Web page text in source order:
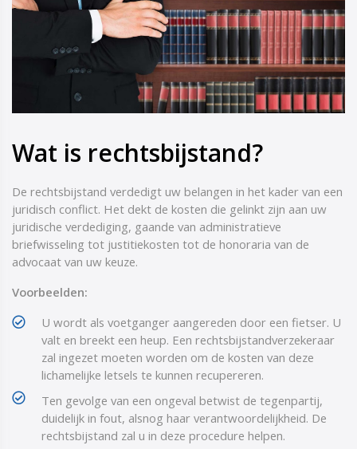
Wat is rechtsbijstand?
De rechtsbijstand verdedigt uw belangen in het kader van een
juridisch conflict. Het dekt de kosten die gelinkt zijn aan uw
juridische verdediging, gaande van administratieve
briefwisseling tot justitiekosten tot de honoraria van de
advocaat van uw keuze.
Voorbeelden:
U wordt als voetganger aangereden door een fietser. U
valt en breekt een heup. Een rechtsbijstandverzekeraar
zal ingezet moeten worden om de kosten van deze
lichamelijke letsels te kunnen recupereren.
Ten gevolge van een ongeval betwist de tegenpartij,
duidelijk in fout, alsnog haar verantwoordelijkheid. De
rechtsbijstand zal u in deze procedure helpen.